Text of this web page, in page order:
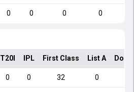
0 0 0 0
T20I IPL First Class List A
0 0 32 0